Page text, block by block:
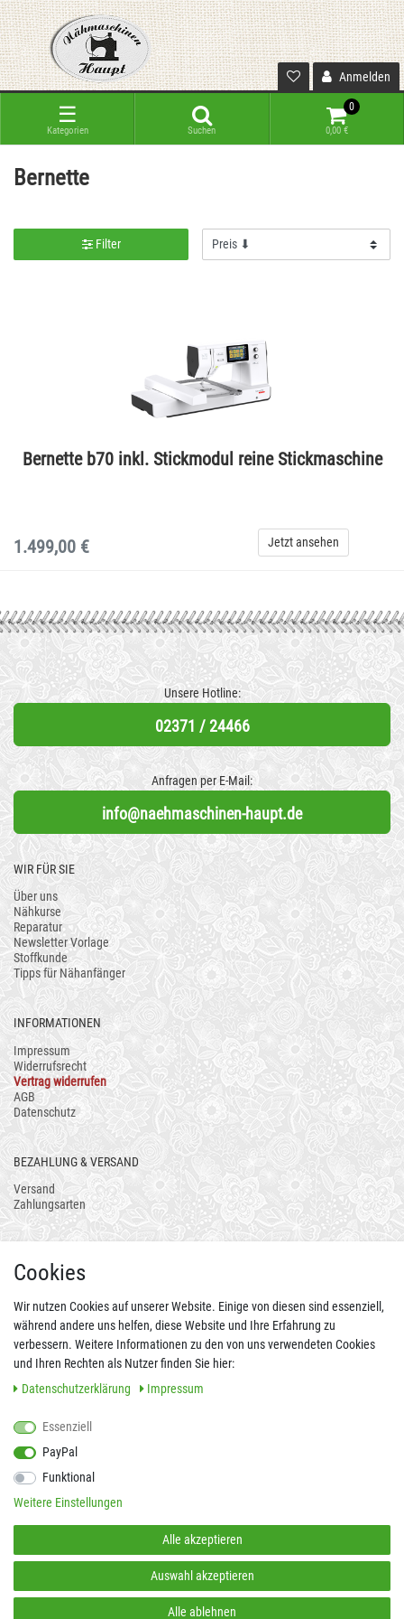
Anmelden
☰
Kategorien Suchen
0
0,00 €
Bernette
Filter
Bernette b70 inkl. Stickmodul reine Stickmaschine
1.499,00 € Jetzt ansehen
Unsere Hotline:
02371 / 24466
Anfragen per E-Mail:
info@naehmaschinen-haupt.de
WIR FÜR SIE
Über uns
Nähkurse
Reparatur
Newsletter Vorlage
Stoffkunde
Tipps für Nähanfänger
INFORMATIONEN
Impressum
Widerrufsrecht
Vertrag widerrufen
AGB
Datenschutz
BEZAHLUNG & VERSAND
Versand
Zahlungsarten
FOLGEN SIE UNS AUCH AUF
Cookies
Wir nutzen Cookies auf unserer Website. Einige von diesen sind essenziell,
während andere uns helfen, diese Website und Ihre Erfahrung zu
verbessern. Weitere Informationen zu den von uns verwendeten Cookies
und Ihren Rechten als Nutzer finden Sie hier:
Daten­schutz­erklärung
Impressum
Essenziell
PayPal
Funktional
Weitere Einstellungen
Alle akzeptieren
Auswahl akzeptieren
Alle ablehnen